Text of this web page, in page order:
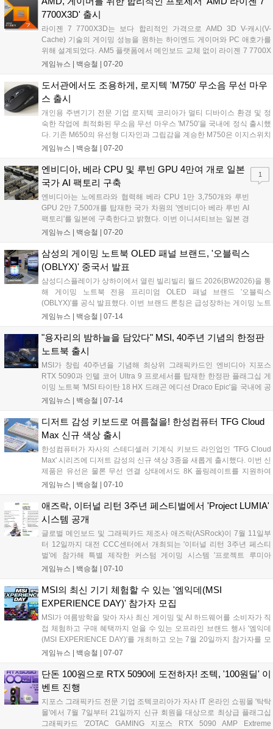
7700X3D' 출시
라이젠 7 7700X3D는 보다 합리적인 가격으로 AMD 3D V-캐시(V-
Cache) 기술의 게이밍 성능을 원하는 하이엔드 게이머와 PC 애호가를
위해 설계되었다. AM5 플랫폼에서 메인보드 교체 없이 라이젠 7 7700X
대비 향상된 게이밍 성능을 제공한다. Zen4 공정 기술이 적용된 라이젠
TDP 120W, 총 캐시 104MB 등이다. 지원 칩셋의 메인보드는 A620,
X670E, X670, B650E, B650, X870E, X870, B840, B850 등이다....
게임뉴스 | 백승철 07-20
도서관에서도 조용하게, 로지텍 'M750' 무소음 무선 마우
스 출시
개인용 주변기기 전문 기업 로지텍 코리아가 멀티 디바이스 환경 및 정
숙한 작업에 최적화된 무소음 무선 마우스 'M750'을 국내에 정식 출시했
다. 기존 M650의 유선형 디자인과 그립감을 계승한 M750은 이지스위치
및 Logi Flow 기술을 탑재해 최대 3대의 기기를 유연하게 오가며 제어할
긴 배터리 수명을 지원하여 조용한 플레이 환경과 멀티태스킹 작업을 동
시에 요구하는 사용자들에게 쾌적한 사용 경험을 제공한다....
게임뉴스 | 백승철 07-20
엔비디아, 베라 CPU 및 루빈 GPU 4만여 개로 일본
국가 AI 팩토리 구축
엔비디아는 노에트라와 협력해 베라 CPU 1만 3,750개와 루빈
GPU 2만 7,500개를 탑재한 국가 차원의 '엔비디아 베라 루빈 AI
팩토리'를 일본에 구축한다고 밝혔다. 이번 이니셔티브는 일본 경
제산업성이 추진하는 프론티아 프로젝트에 핵심 컴퓨팅 인프라
원할 예정이다. 엔비디아 DSX 플랫폼과 스펙트럼-X 이더넷 네트
워킹을 기반으로 구축되는 해당 AI 데이터센터는 총 140메가와트
규모로 운영된다....
게임뉴스 | 백승철 07-20
1
삼성의 게이밍 노트북 OLED 패널 브랜드, '오블릭스
(OBLYX)' 중국서 발표
삼성디스플레이가 상하이에서 열린 빌리빌리 월드 2026(BW2026)을 통
해 게이밍 노트북 전용 프리미엄 OLED 패널 브랜드 '오블릭스
(OBLYX)'를 공식 발표했다. 이번 브랜드 론칭은 급성장하는 게이밍 노트
북 시장 내 지배력을 강화하기 위한 전략으로, 향후 주요 PC 제조사의 고
단순한 부품 공급을 넘어 엔비디아의 지싱크, 인텔 에보나 돌비 비전처
럼 소비자가 믿고 선택할 수 있는 독자적인 고품질 게이밍 디스플레이
인증 마크로 자리 잡는 것을 목표로 하고 있다....
게임뉴스 | 백승철 07-14
"용자리의 밤하늘을 담았다" MSI, 40주년 기념의 한정판
노트북 출시
MSI가 창립 40주년을 기념해 최상위 그래픽카드인 엔비디아 지포스
RTX 5090과 인텔 코어 Ultra 9 프로세서를 탑재한 한정판 플래그십 게
이밍 노트북 'MSI 타이탄 18 HX 드래곤 에디션 Draco Epic'을 국내에 공
식 출시했다. 이번 신제품은 북쪽 밤하늘의 용자리에서 영감을 얻은 독
의 플레이 환경을 원하는 게이머를 공략한다....
게임뉴스 | 백승철 07-14
디저트 감성 키보드로 여름철을! 한성컴퓨터 TFG Cloud
Max 신규 색상 출시
한성컴퓨터가 자사의 스테디셀러 기계식 키보드 라인업인 'TFG Cloud
Max' 시리즈에 디저트 감성의 신규 색상 3종을 새롭게 출시했다. 이번 신
제품은 유선은 물론 무선 연결 상태에서도 8K 폴링레이트를 지원하여
게이머에게 끊김 없는 초고속 반응 속도를 제공하는 것이 특징이다. 차
환경과 데스크테리어 요소를 동시에 충족한다....
게임뉴스 | 백승철 07-10
애즈락, 이터널 리턴 3주년 페스티벌에서 'Project LUMIA'
시스템 공개
글로벌 메인보드 및 그래픽카드 제조사 애즈락(ASRock)이 7월 11일부
터 12일까지 대전 CCC센터에서 개최되는 '이터널 리턴 3주년 페스티
벌'에 참가해 특별 제작한 커스텀 게이밍 시스템 '프로젝트 루미아
(Project LUMIA)'를 공개한다. 이번 행사에서 애즈락은 게임 내 인기 캐
전시하고, 국내 최초로 공개되는 'X870E 타이치 화이트(Taichi White)'를
비롯한 최신 하드웨어 라인업을 선보인다. 관람객 입장과 일부 프로그램
이 시작되는 7월 10일부터 애즈락 부스에서 다양한 현장 이벤트와 함께
고성능 게이밍 플랫폼의 실물을 직접 확인할 수 있다....
게임뉴스 | 백승철 07-10
MSI의 최신 기기 체험할 수 있는 '엠익데(MSI
EXPERIENCE DAY)' 참가자 모집
MSI가 여름방학을 맞아 자사 최신 게이밍 및 AI 하드웨어를 소비자가 직
접 체험하고 구매 혜택까지 얻을 수 있는 오프라인 브랜드 행사 '엠익데
(MSI EXPERIENCE DAY)'를 개최하고 오는 7월 20일까지 참가자를 모
집한다. 이번 행사는 7월 25일 서울 영등포구 MSI코리아 오피스에서 진
신 RTX 50 시리즈 탑재 데스크탑 및 노트북, QD-OLED 모니터 등의 게
이밍 성능을 직접 비교 검증할 수 있다. 독자적인 현장 참여형 프로그램
과 함께 공식 온라인 판매처 구매 시 최대 10만 원의 네이버페이 포인트
를 추가로 돌려받는 전용 리워드 혜택이 제공되는 것이 특징이다....
게임뉴스 | 백승철 07-07
단돈 100원으로 RTX 5090에 도전하자! 조텍, '100원딜' 이
벤트 진행
지포스 그래픽카드 전문 기업 조텍코리아가 자사 IT 온라인 쇼핑몰 '탁탁
몰'에서 7월 7일부터 21일까지 신규 회원을 대상으로 최상급 플래그십
그래픽카드 'ZOTAC GAMING 지포스 RTX 5090 AMP Extreme